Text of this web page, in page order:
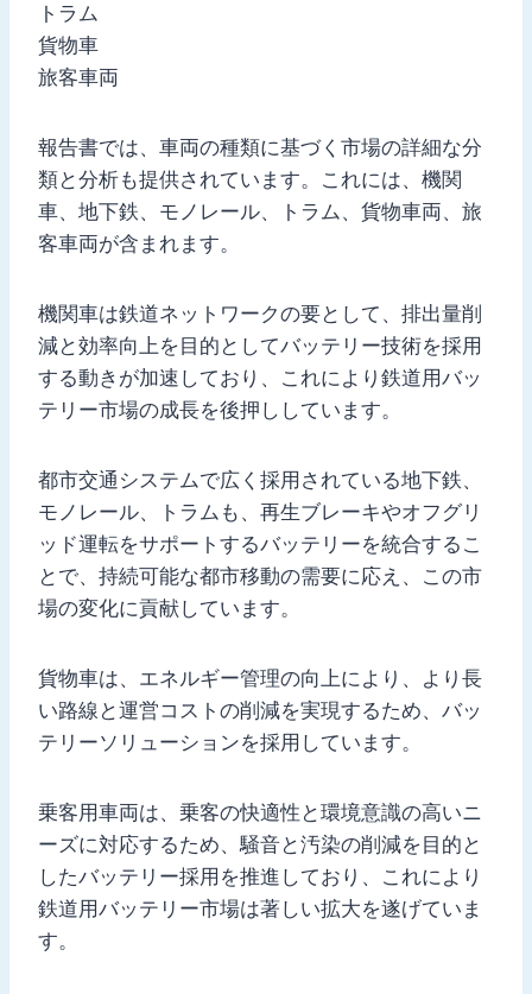
トラム
貨物車
旅客車両
報告書では、車両の種類に基づく市場の詳細な分
類と分析も提供されています。これには、機関
車、地下鉄、モノレール、トラム、貨物車両、旅
客車両が含まれます。
機関車は鉄道ネットワークの要として、排出量削
減と効率向上を目的としてバッテリー技術を採用
する動きが加速しており、これにより鉄道用バッ
テリー市場の成長を後押ししています。
都市交通システムで広く採用されている地下鉄、
モノレール、トラムも、再生ブレーキやオフグリ
ッド運転をサポートするバッテリーを統合するこ
とで、持続可能な都市移動の需要に応え、この市
場の変化に貢献しています。
貨物車は、エネルギー管理の向上により、より長
い路線と運営コストの削減を実現するため、バッ
テリーソリューションを採用しています。
乗客用車両は、乗客の快適性と環境意識の高いニ
ーズに対応するため、騒音と汚染の削減を目的と
したバッテリー採用を推進しており、これにより
鉄道用バッテリー市場は著しい拡大を遂げていま
す。